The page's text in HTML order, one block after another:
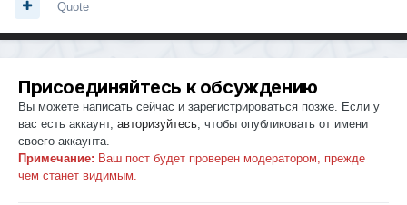
Quote
Присоединяйтесь к обсуждению
Вы можете написать сейчас и зарегистрироваться позже. Если у
вас есть аккаунт, авторизуйтесь , чтобы опубликовать от имени
своего аккаунта.
Примечание: Ваш пост будет проверен модератором, прежде
чем станет видимым.